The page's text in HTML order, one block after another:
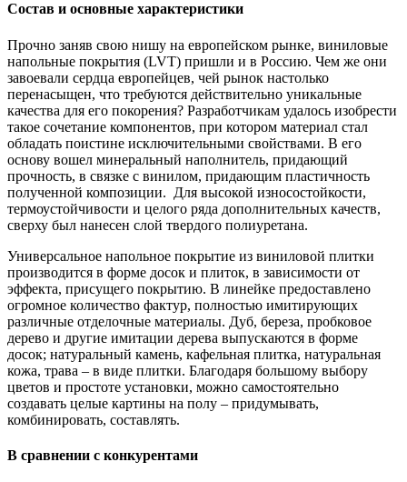
Состав и основные характеристики
Прочно заняв свою нишу на европейском рынке, виниловые
напольные покрытия (LVT) пришли и в Россию. Чем же они
завоевали сердца европейцев, чей рынок настолько
перенасыщен, что требуются действительно уникальные
качества для его покорения? Разработчикам удалось изобрести
такое сочетание компонентов, при котором материал стал
обладать поистине исключительными свойствами. В его
основу вошел минеральный наполнитель, придающий
прочность, в связке с винилом, придающим пластичность
полученной композиции. Для высокой износостойкости,
термоустойчивости и целого ряда дополнительных качеств,
сверху был нанесен слой твердого полиуретана.
Универсальное напольное покрытие из виниловой плитки
производится в форме досок и плиток, в зависимости от
эффекта, присущего покрытию. В линейке предоставлено
огромное количество фактур, полностью имитирующих
различные отделочные материалы. Дуб, береза, пробковое
дерево и другие имитации дерева выпускаются в форме
досок; натуральный камень, кафельная плитка, натуральная
кожа, трава – в виде плитки. Благодаря большому выбору
цветов и простоте установки, можно самостоятельно
создавать целые картины на полу – придумывать,
комбинировать, составлять.
В сравнении с конкурентами